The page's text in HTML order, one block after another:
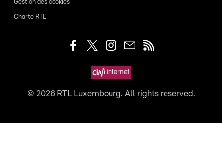
Gestion des cookies
Charte RTL
© 2026RTL Luxembourg. All rights reserved.